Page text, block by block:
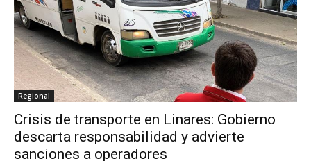
Regional
Crisis de transporte en Linares: Gobierno
descarta responsabilidad y advierte
sanciones a operadores